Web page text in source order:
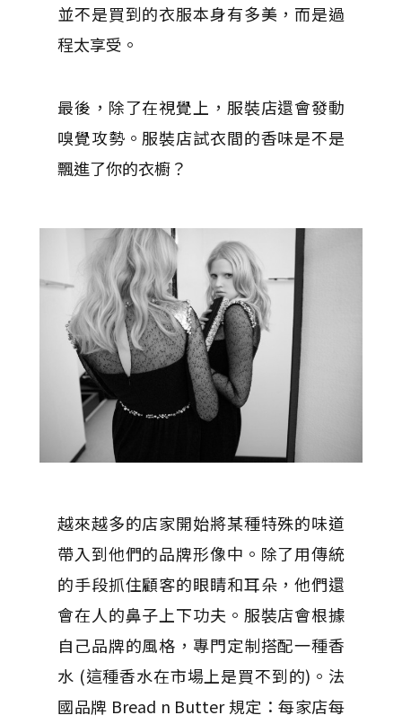
並不是買到的衣服本身有多美，而是過
程太享受。
最後，除了在視覺上，服裝店還會發動
嗅覺攻勢。服裝店試衣間的香味是不是
飄進了你的衣櫥？
越來越多的店家開始將某種特殊的味道
帶入到他們的品牌形像中。除了用傳統
的手段抓住顧客的眼睛和耳朵，他們還
會在人的鼻子上下功夫。服裝店會根據
自己品牌的風格，專門定制搭配一種香
水 (這種香水在市場上是買不到的)。法
國品牌 Bread n Butter 規定：每家店每